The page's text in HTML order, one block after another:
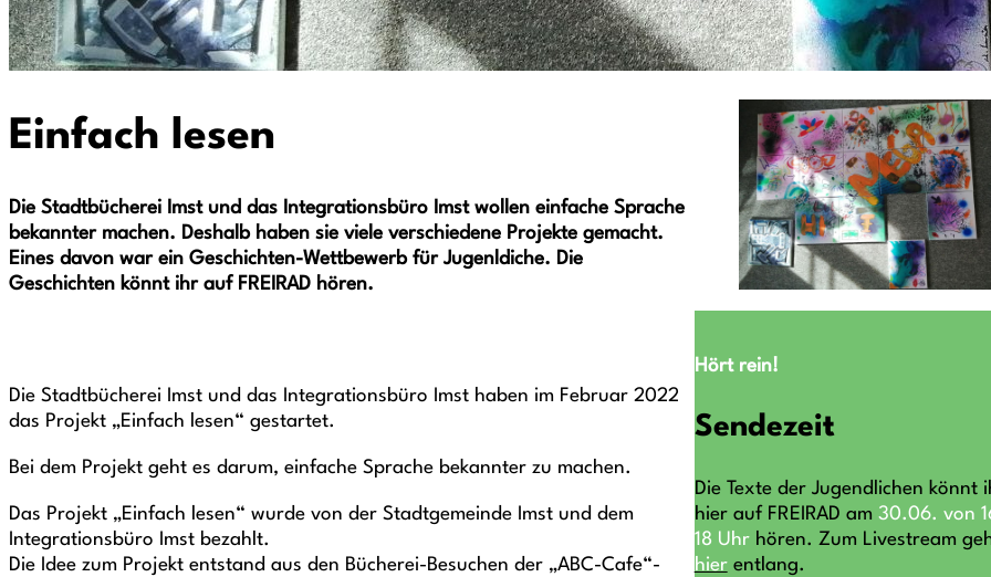
Einfach lesen
Die Stadtbücherei Imst und das Integrationsbüro Imst wollen einfache Sprache
bekannter machen. Deshalb haben sie viele verschiedene Projekte gemacht.
Eines davon war ein Geschichten-Wettbewerb für Jugenldiche. Die
Geschichten könnt ihr auf FREIRAD hören.
Die Stadtbücherei Imst und das Integrationsbüro Imst haben im Februar 2022
das Projekt „Einfach lesen“ gestartet.
Bei dem Projekt geht es darum, einfache Sprache bekannter zu machen.
Das Projekt „Einfach lesen“ wurde von der Stadtgemeinde Imst und dem
Integrationsbüro Imst bezahlt.
Die Idee zum Projekt entstand aus den Bücherei-Besuchen der „ABC-Cafe“-
Hört rein!
Sendezeit
Die Texte der Jugendlichen könnt
hier auf FREIRAD am 30.06. von
18 Uhr hören. Zum Livestream
hierentlang.